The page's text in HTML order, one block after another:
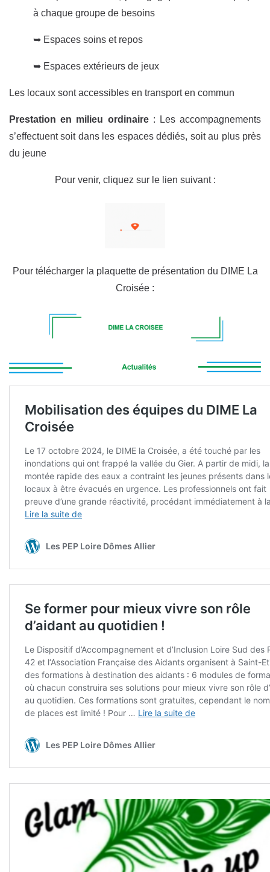
à chaque groupe de besoins
➥ Espaces soins et repos
➥ Espaces extérieurs de jeux
Les locaux sont accessibles en transport en commun
Prestation en milieu ordinaire : Les accompagnements
s’effectuent soit dans les espaces dédiés, soit au plus près
du jeune
Pour venir, cliquez sur le lien suivant :
Pour télécharger la plaquette de présentation du DIME La
Croisée :